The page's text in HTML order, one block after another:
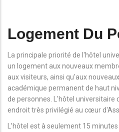
Logement Du
La principale priorité de l'hôtel
un logement aux nouveaux
aux visiteurs, ainsi qu'aux
académique permanent de haut
de personnes. L'hôtel universitaire
endroit très privilégié au cœur
L’hôtel est à seulement 15